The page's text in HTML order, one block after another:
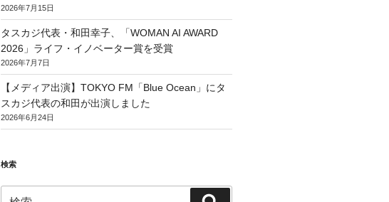
2026年7月15日
タスカジ代表・和田幸子、「WOMAN AI AWARD
2026」ライフ・イノベーター賞を受賞
2026年7月7日
【メディア出演】TOKYO FM「Blue Ocean」にタ
スカジ代表の和田が出演しました
2026年6月24日
検索